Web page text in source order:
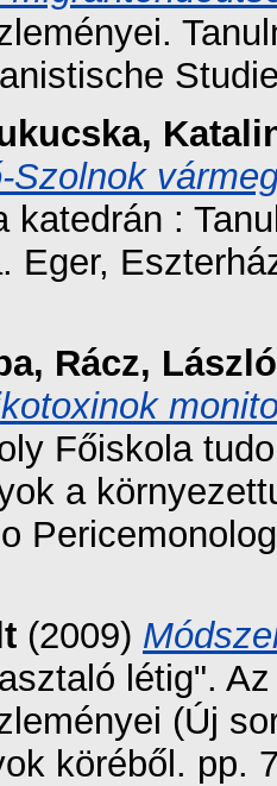
Szolnok
katedrán :
Eger,
, Rácz, László
Főiskola
a
(2009)
létig".
(Új
köréből. pp.